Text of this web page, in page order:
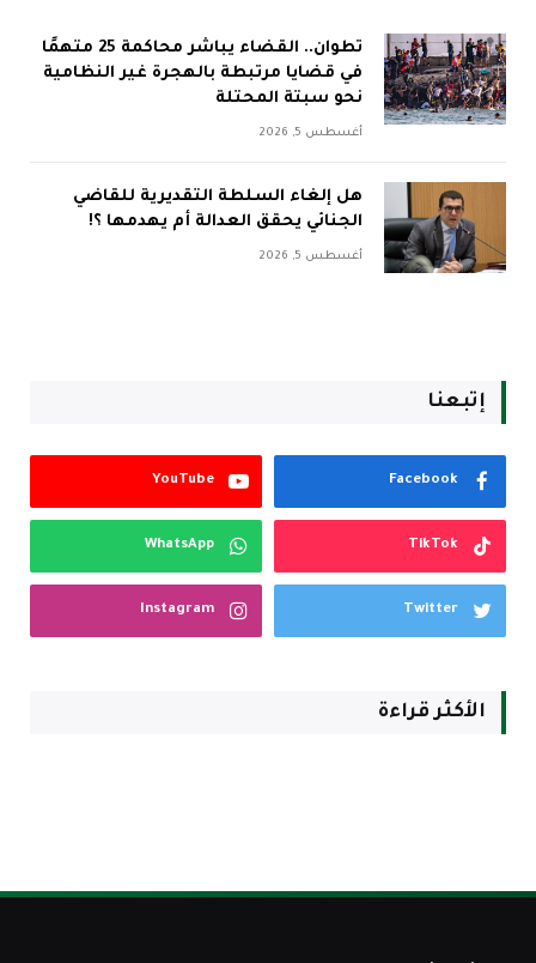
تطوان.. القضاء يباشر محاكمة 25 متهمًا
في قضايا مرتبطة بالهجرة غير النظامية
نحو سبتة المحتلة
أغسطس 5, 2026
هل إلغاء السلطة التقديرية للقاضي
الجنائي يحقق العدالة أم يهدمها ؟!
أغسطس 5, 2026
إتبعنا
Facebook
YouTube
TikTok
WhatsApp
Twitter
Instagram
الأكثر قراءة